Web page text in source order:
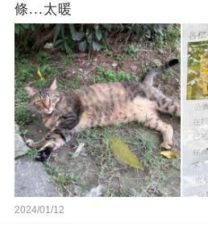
條...太暖
2024/01/12